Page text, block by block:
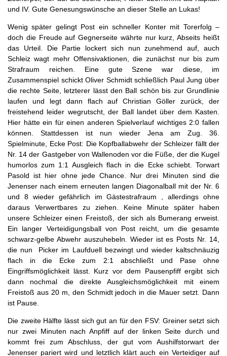
und IV. Gute Genesungswünsche an dieser Stelle an Lukas!
Wenig später gelingt Post ein schneller Konter mit Torerfolg –
doch die Freude auf Gegnerseite währte nur kurz, Abseits heißt
das Urteil. Die Partie lockert sich nun zunehmend auf, auch
Schleiz wagt mehr Offensivaktionen, die zunächst nur bis zum
Strafraum reichen. Eine gute Szene war diese, im
Zusammenspiel schickt Oliver Schmidt schließlich Paul Jung über
die rechte Seite, letzterer lässt den Ball schön bis zur Grundlinie
laufen und legt dann flach auf Christian Göller zurück, der
freistehend leider wegrutscht, der Ball landet über dem Kasten.
Hier hätte ein für einen anderen Spielverlauf wichtiges 2:0 fallen
können. Stattdessen ist nun wieder Jena am Zug. 36.
Spielminute, Ecke Post: Die Kopfballabwehr der Schleizer fällt der
Nr. 14 der Gastgeber von Wallenoden vor die Füße, der die Kugel
humorlos zum 1:1 Ausgleich flach in die Ecke schiebt. Torwart
Pasold ist hier ohne jede Chance. Nur drei Minuten sind die
Jenenser nach einem erneuten langen Diagonalball mit der Nr. 6
und 8 wieder gefährlich im Gästestrafraum , allerdings ohne
daraus Verwertbares zu ziehen. Keine Minute später haben
unsere Schleizer einen Freistoß, der sich als Bumerang erweist.
Ein langer Verteidigungsball von Post reicht, um die gesamte
schwarz-gelbe Abwehr auszuhebeln. Wieder ist es Posts Nr. 14,
die nun Picker im Laufduell bezwingt und wieder kaltschnäuzig
flach in die Ecke zum 2:1 abschließt und Pase ohne
Eingriffsmöglichkeit lässt. Kurz vor dem Pausenpfiff ergibt sich
dann nochmal die direkte Ausgleichsmöglichkeit mit einem
Freistoß aus 20 m, den Schmidt jedoch in die Mauer setzt. Dann
ist Pause.
Die zweite Hälfte lässt sich gut an für den FSV: Greiner setzt sich
nur zwei Minuten nach Anpfiff auf der linken Seite durch und
kommt frei zum Abschluss, der gut vom Aushilfstorwart der
Jenenser pariert wird und letztlich klärt auch ein Verteidiger auf